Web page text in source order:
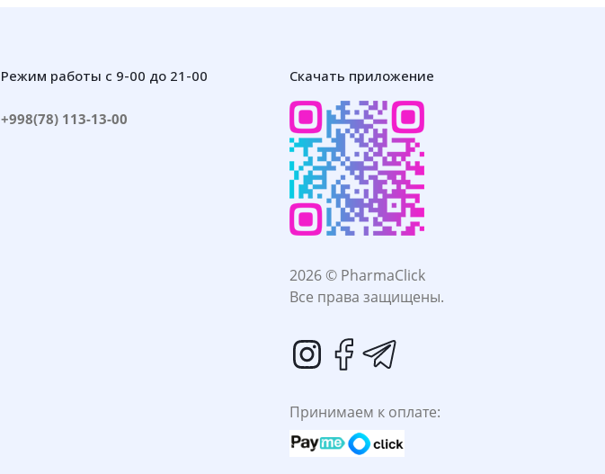
Режим работы с 9-00 до 21-00
+998(78) 113-13-00
Скачать приложение
2026 © PharmaClick
Все права защищены.
Принимаем к оплате: